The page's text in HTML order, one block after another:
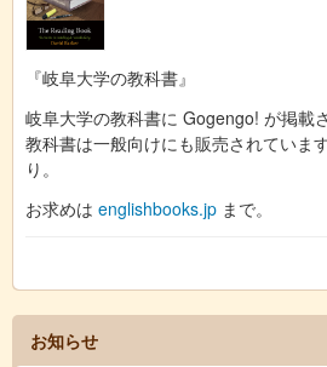
『岐阜大学の教科書』
岐阜大学の教科書に Gogengo! が掲載
教科書は一般向けにも販売されていま
り。
お求めは englishbooks.jp まで。
お知らせ